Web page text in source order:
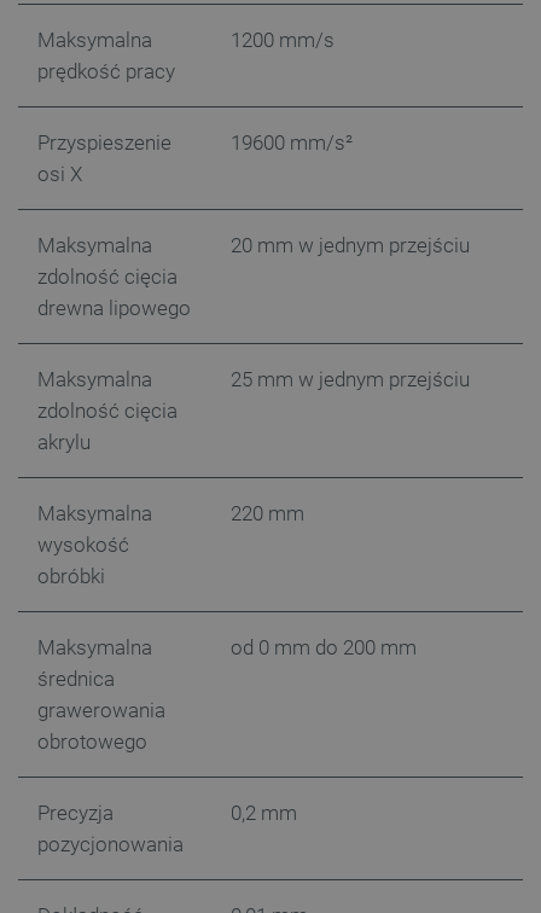
Maksymalna
prędkość pracy
1200 mm/s
Przyspieszenie
osi X
19600 mm/s²
Maksymalna
zdolność cięcia
drewna lipowego
20 mm w jednym przejściu
Maksymalna
zdolność cięcia
akrylu
25 mm w jednym przejściu
Maksymalna
wysokość
obróbki
220 mm
Maksymalna
średnica
grawerowania
obrotowego
od 0 mm do 200 mm
Precyzja
pozycjonowania
0,2 mm
isListDisplay